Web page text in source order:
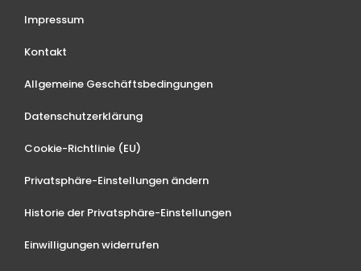
Impressum
Kontakt
Allgemeine Geschäftsbedingungen
Datenschutzerklärung
Cookie-Richtlinie (EU)
Privatsphäre-Einstellungen ändern
Historie der Privatsphäre-Einstellungen
Einwilligungen widerrufen